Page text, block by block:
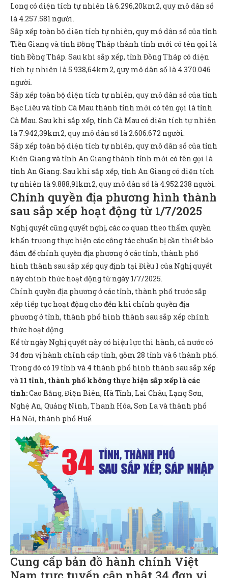
Long có diện tích tự nhiên là 6.296,20km2, quy mô dân số
là 4.257.581 người.
Sắp xếp toàn bộ diện tích tự nhiên, quy mô dân số của tỉnh
Tiền Giang và tỉnh Đồng Tháp thành tỉnh mới có tên gọi là
tỉnh Đồng Tháp. Sau khi sắp xếp, tỉnh Đồng Tháp có diện
tích tự nhiên là 5.938,64km2, quy mô dân số là 4.370.046
người.
Sắp xếp toàn bộ diện tích tự nhiên, quy mô dân số của tỉnh
Bạc Liêu và tỉnh Cà Mau thành tỉnh mới có tên gọi là tỉnh
Cà Mau. Sau khi sắp xếp, tỉnh Cà Mau có diện tích tự nhiên
là 7.942,39km2, quy mô dân số là 2.606.672 người.
Sắp xếp toàn bộ diện tích tự nhiên, quy mô dân số của tỉnh
Kiên Giang và tỉnh An Giang thành tỉnh mới có tên gọi là
tỉnh An Giang. Sau khi sắp xếp, tỉnh An Giang có diện tích
tự nhiên là 9.888,91km2, quy mô dân số là 4.952.238 người.
Chính quyền địa phương hình thành
sau sắp xếp hoạt động từ 1/7/2025
Nghị quyết cũng quyết nghị, các cơ quan theo thẩm quyền
khẩn trương thực hiện các công tác chuẩn bị cần thiết bảo
đảm để chính quyền địa phương ở các tỉnh, thành phố
hình thành sau sắp xếp quy định tại Điều 1 của Nghị quyết
này chính thức hoạt động từ ngày 1/7/2025.
Chính quyền địa phương ở các tỉnh, thành phố trước sắp
xếp tiếp tục hoạt động cho đến khi chính quyền địa
phương ở tỉnh, thành phố hình thành sau sắp xếp chính
thức hoạt động.
Kể từ ngày Nghị quyết này có hiệu lực thi hành, cả nước có
34 đơn vị hành chính cấp tỉnh, gồm 28 tỉnh và 6 thành phố.
Trong đó có 19 tỉnh và 4 thành phố hình thành sau sắp xếp
và 11 tỉnh, thành phố không thực hiện sắp xếp là các
tỉnh:Cao Bằng, Điện Biên, Hà Tĩnh, Lai Châu, Lạng Sơn,
Nghệ An, Quảng Ninh, Thanh Hóa, Sơn La và thành phố
Hà Nội, thành phố Huế.
Cung cấp bản đồ hành chính Việt
Nam trực tuyến cập nhật 34 đơn vị